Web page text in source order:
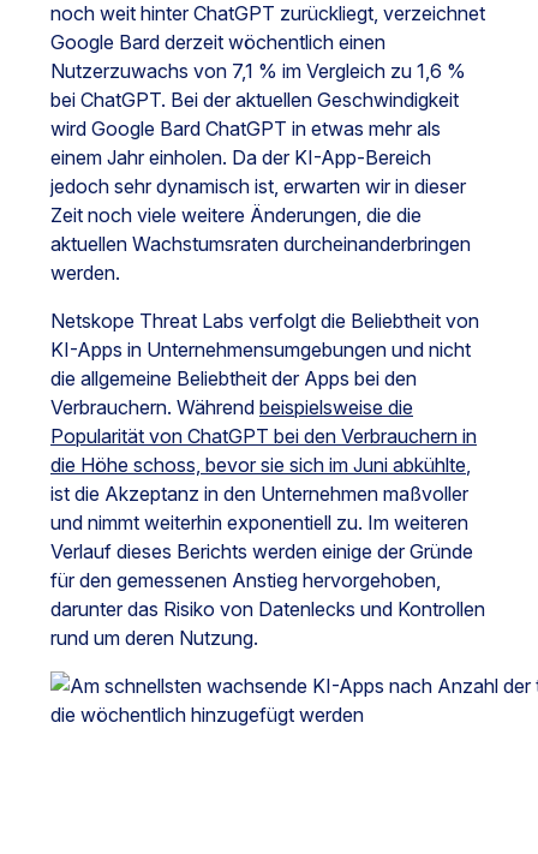
noch weit hinter ChatGPT zurückliegt, verzeichnet
Google Bard derzeit wöchentlich einen
Nutzerzuwachs von 7,1 % im Vergleich zu 1,6 %
bei ChatGPT. Bei der aktuellen Geschwindigkeit
wird Google Bard ChatGPT in etwas mehr als
einem Jahr einholen. Da der KI-App-Bereich
jedoch sehr dynamisch ist, erwarten wir in dieser
Zeit noch viele weitere Änderungen, die die
aktuellen Wachstumsraten durcheinanderbringen
werden.
Netskope Threat Labs verfolgt die Beliebtheit von
KI-Apps in Unternehmensumgebungen und nicht
die allgemeine Beliebtheit der Apps bei den
Verbrauchern. Während beispielsweise die
Popularität von ChatGPT bei den Verbrauchern in
die Höhe schoss, bevor sie sich im Juni abkühlte,
ist die Akzeptanz in den Unternehmen maßvoller
und nimmt weiterhin exponentiell zu. Im weiteren
Verlauf dieses Berichts werden einige der Gründe
für den gemessenen Anstieg hervorgehoben,
darunter das Risiko von Datenlecks und Kontrollen
rund um deren Nutzung.